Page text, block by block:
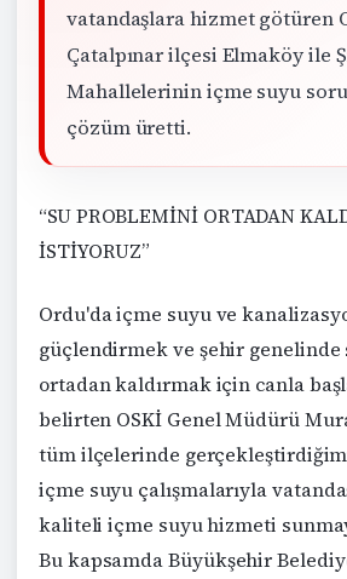
vatandaşlara hizmet götüren
Çatalpınar ilçesi Elmaköy ile
Mahallelerinin içme suyu
çözüm üretti.
“SU PROBLEMİNİ ORTADAN
İSTİYORUZ”
Ordu'da içme suyu ve
güçlendirmek ve şehir genelinde
ortadan kaldırmak için canla
belirten OSKİ Genel Müdürü
tüm ilçelerinde
içme suyu çalışmalarıyla
kaliteli içme suyu hizmeti
Bu kapsamda Büyükşehir